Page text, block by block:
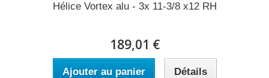
Hélice Vortex alu - 3x 11-3/8 x12 RH
189,01 €
Ajouter au panier Détails